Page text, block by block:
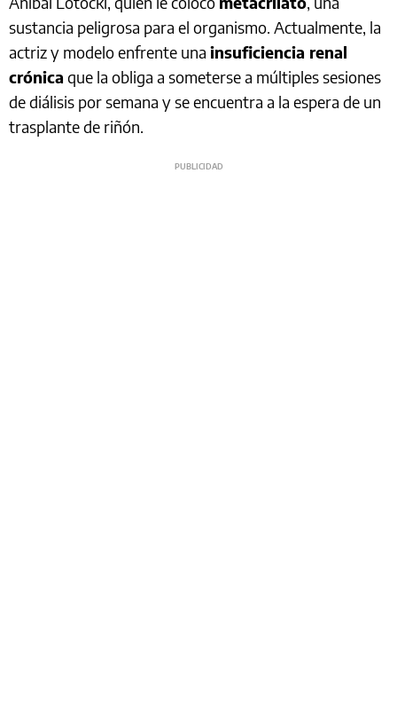
sustancia peligrosa para el organismo. Actualmente, la
actriz y modelo enfrente una insuficiencia renal
crónica que la obliga a someterse a múltiples sesiones
de diálisis por semana y se encuentra a la espera de un
trasplante de riñón.